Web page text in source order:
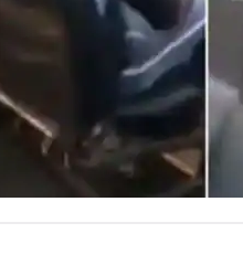
है बदली हुई बाइक
बाइक को इतनी कलाकारी
इसका वीडियो शेयर किया है।